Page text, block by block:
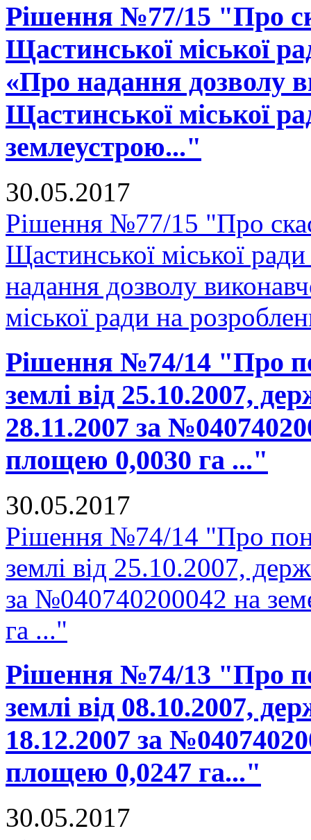
Рішення №77/15 "Про
Щастинської міської
«Про надання дозволу
Щастинської міської
землеустрою..."
30.05.2017
Рішення №77/15 "Про
Щастинської міської
надання дозволу
міської ради на
Рішення №74/14 "Про
землі від 25.10.2007,
28.11.2007 за
площею 0,0030 га ..."
30.05.2017
Рішення №74/14 "Про
землі від 25.10.2007,
за №040740200042 на
га ..."
Рішення №74/13 "Про
землі від 08.10.2007,
18.12.2007 за
площею 0,0247 га..."
30.05.2017